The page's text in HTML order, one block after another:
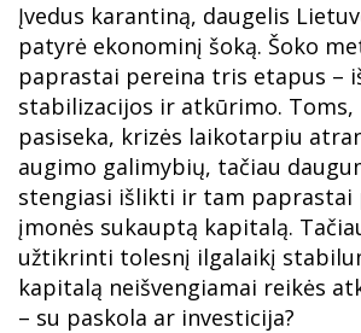
Įvedus karantiną, daugelis
patyrė ekonominį šoką. Šoko
paprastai pereina tris etapus –
stabilizacijos ir atkūrimo. Toms,
pasiseka, krizės laikotarpiu
augimo galimybių, tačiau
stengiasi išlikti ir tam paprastai
įmonės sukauptą kapitalą.
užtikrinti tolesnį ilgalaikį
kapitalą neišvengiamai reikės
– su paskola ar investicija?